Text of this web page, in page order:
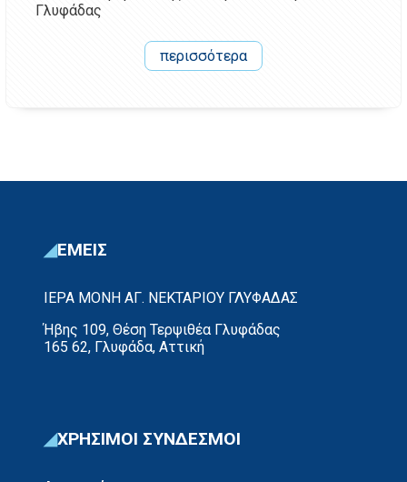
Γλυφάδας
περισσότερα
ΕΜΕΙΣ
ΙΕΡΑ ΜΟΝΗ ΑΓ. ΝΕΚΤΑΡΙΟΥ ΓΛΥΦΑΔΑΣ
Ήβης 109, Θέση Τερψιθέα Γλυφάδας
165 62, Γλυφάδα, Αττική
ΧΡΗΣΙΜΟΙ ΣΥΝΔΕΣΜΟΙ